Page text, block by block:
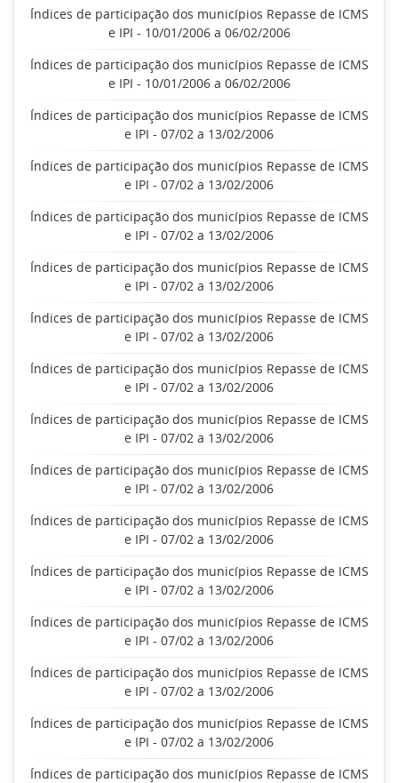
Índices de participação dos municípios Repasse de ICMS
e IPI - 10/01/2006 a 06/02/2006
Índices de participação dos municípios Repasse de ICMS
e IPI - 10/01/2006 a 06/02/2006
Índices de participação dos municípios Repasse de ICMS
e IPI - 07/02 a 13/02/2006
Índices de participação dos municípios Repasse de ICMS
e IPI - 07/02 a 13/02/2006
Índices de participação dos municípios Repasse de ICMS
e IPI - 07/02 a 13/02/2006
Índices de participação dos municípios Repasse de ICMS
e IPI - 07/02 a 13/02/2006
Índices de participação dos municípios Repasse de ICMS
e IPI - 07/02 a 13/02/2006
Índices de participação dos municípios Repasse de ICMS
e IPI - 07/02 a 13/02/2006
Índices de participação dos municípios Repasse de ICMS
e IPI - 07/02 a 13/02/2006
Índices de participação dos municípios Repasse de ICMS
e IPI - 07/02 a 13/02/2006
Índices de participação dos municípios Repasse de ICMS
e IPI - 07/02 a 13/02/2006
Índices de participação dos municípios Repasse de ICMS
e IPI - 07/02 a 13/02/2006
Índices de participação dos municípios Repasse de ICMS
e IPI - 07/02 a 13/02/2006
Índices de participação dos municípios Repasse de ICMS
e IPI - 07/02 a 13/02/2006
Índices de participação dos municípios Repasse de ICMS
e IPI - 07/02 a 13/02/2006
Índices de participação dos municípios Repasse de ICMS